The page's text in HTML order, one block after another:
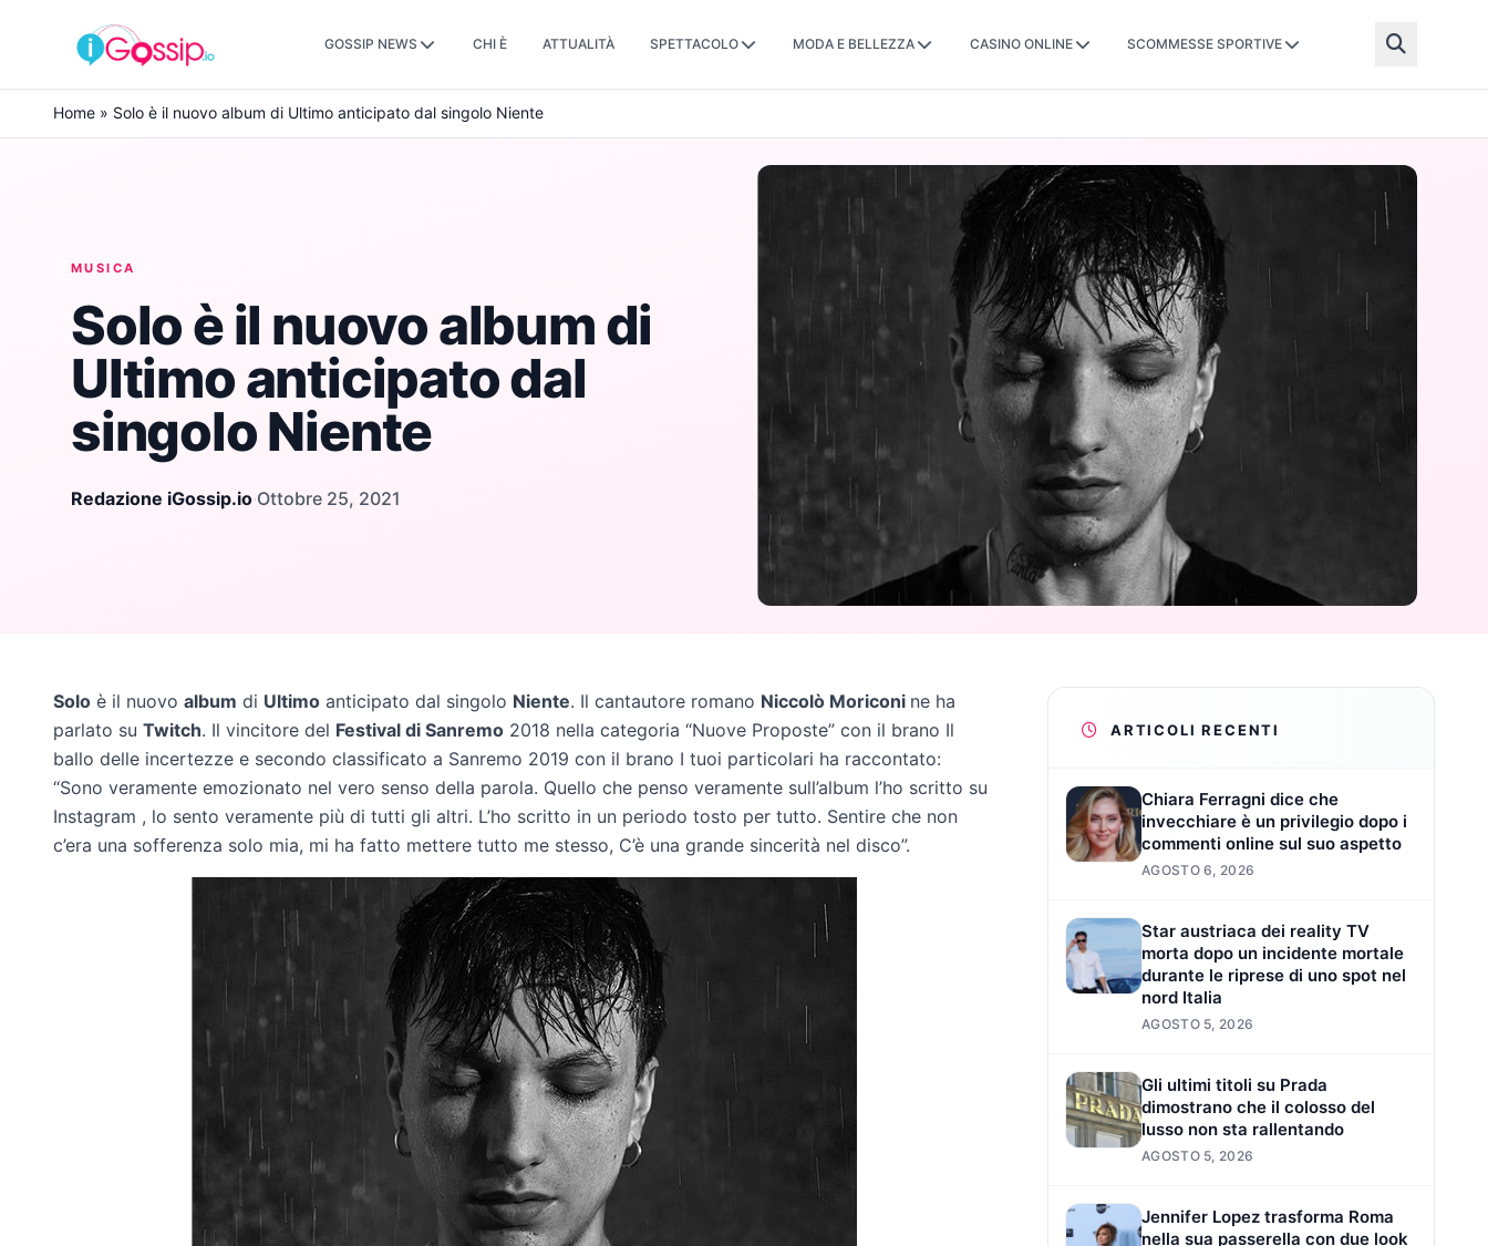
Skip to content
GOSSIP NEWS CHI È ATTUALITÀ SPETTACOLO MODA E BELLEZZA CASINO ONLINE SCOMMESSE SPORTIVE
Home » Solo è il nuovo album di Ultimo anticipato dal singolo Niente
MUSICA
Solo è il nuovo album di
Ultimo anticipato dal
singolo Niente
Redazione iGossip.io·Ottobre 25, 2021
Solo è il nuovo album di Ultimo anticipato dal singolo Niente. Il cantautore romano Niccolò Moriconi ne ha
parlato su Twitch. Il vincitore del Festival di Sanremo 2018 nella categoria “Nuove Proposte” con il brano Il
ballo delle incertezze e secondo classificato a Sanremo 2019 con il brano I tuoi particolari ha raccontato:
“Sono veramente emozionato nel vero senso della parola. Quello che penso veramente sull’album l’ho scritto su
Instagram , lo sento veramente più di tutti gli altri. L’ho scritto in un periodo tosto per tutto. Sentire che non
c’era una sofferenza solo mia, mi ha fatto mettere tutto me stesso, C’è una grande sincerità nel disco”.
ARTICOLI RECENTI
Chiara Ferragni dice che
invecchiare è un privilegio dopo i
commenti online sul suo aspetto
AGOSTO 6, 2026
Star austriaca dei reality TV
morta dopo un incidente mortale
durante le riprese di uno spot nel
nord Italia
AGOSTO 5, 2026
Gli ultimi titoli su Prada
dimostrano che il colosso del
lusso non sta rallentando
AGOSTO 5, 2026
Jennifer Lopez trasforma Roma
nella sua passerella con due look